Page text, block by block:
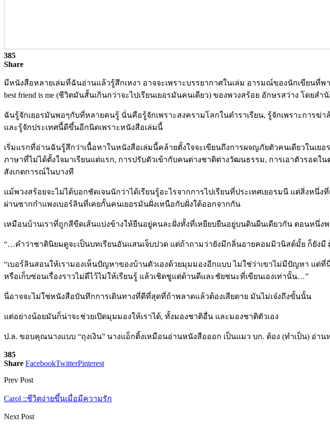
385
Share
มีหนังสือหลายเล่มที่ฉันอ่านแล้วรู้สึกเหงา อาจจะเพราะบรรยากาศในเล่ม อารมณ์ของนักเขียน
best friend is me (ชีวิตมันสั้นเกินกว่าจะไปเรียนเยอรมันคนเดียว) ของพวงสร้อย อักษรสว่าง โดยส
ฉันรู้จักเยอรมันพอๆกับที่หลายคนรู้ นั่นคือรู้จักเพราะสงครามโลกในตำราเรียน, รู้จักเพราะการ
และรู้จักประเทศนี้ดีขึ้นอีกนิดเพราะหนังสือเล่มนี้
เริ่มแรกที่อ่านฉันรู้สึกว่าเนื้อหาในหนังสือเล่มนี้คล้ายตั้งใจจะเขียนถึงการผจญภัยตัวคนเดียวในเย
ภาษาที่ไม่ได้ตั้งใจมาเรียนแต่แรก, การปรับตัวเข้ากับคนต่างชาติต่างวัฒนธรรม, การเอาตัวรอด
สังเกตการณ์ในบางที
แม้พวงสร้อยจะไม่ได้บอกชัดเจนนักว่าได้เรียนรู้อะไรจากการไปเรียนที่ประเทศเยอรมนี แต่สิ่งห
ผ่านซากกำแพงเบอร์ลินที่เคยกั้นคนเยอรมันฝั่งเหนือกับฝั่งใต้ออกจากกัน
เหมือนบ้านเราที่ถูกสีขีดเส้นแบ่งข้างให้ยืนอยู่คนละฝั่งทั้งที่เหยียบยืนอยู่บนดินผืนเดียวกัน ตอนหนึ่
“…คำว่าชาตินิยมดูจะเป็นบทเรียนอันแสนเจ็บปวด แต่ถ้าถามว่ายังมีกลิ่นอายคอมมิวนิสต์มั้ย ก็ยัง
“เบอร์ลินสอนให้เรามองเห็นปัญหาของบ้านตัวเองด้วยมุมมองอีกแบบ ไม่ใช่ว่าเขาไม่มีปัญหา แต่
หรือเก็บซ่อนเรื่องราวไม่ดีไว้ไม่ให้เรียนรู้ แล้วเชิดชูแต่ด้านดีและชัยชนะที่เขียนเองเท่านั้น…”
นี่อาจจะไม่ใช่หนังสือบันทึกการเดินทางที่ดีที่สุดที่ถ้าพลาดแล้วต้องเสียดาย มันไม่เจ๋งถึงขั้นนั้น
แต่อย่างน้อยมันก็น่าจะช่วยเปิดมุมมองให้เราได้, ทั้งมองชาติอื่น และมองชาติตัวเอง
ป.ล. ขอบคุณนางแบบ “ถุงเงิน” นางแอ็กติ้งเหมือนอ่านหนังสือออก เป็นแมว บก. ต้อง (ทำเป็น) อ่าน
385
Share FacebookTwitterPinterest
Prev Post
Carol ::ชีวิตง่ายขึ้นเมื่อมีความรัก
Next Post